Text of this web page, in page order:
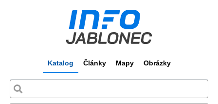
Katalog Články Mapy Obrázky